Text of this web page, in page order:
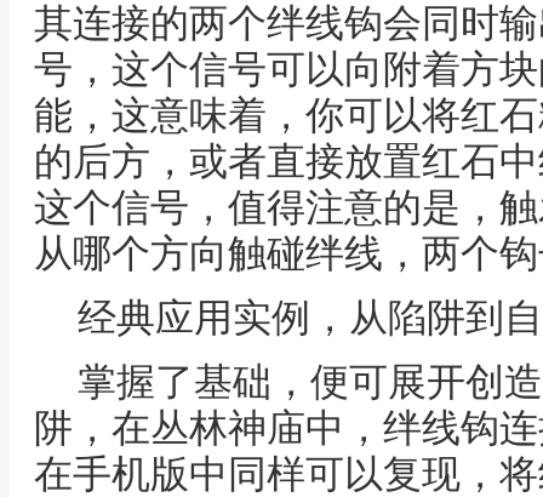
其连接的两个绊线钩会同时
号，这个信号可以向附着方
能，这意味着，你可以将红
的后方，或者直接放置红石
这个信号，值得注意的是，
从哪个方向触碰绊线，两个
经典应用实例，从陷阱到
掌握了基础，便可展开创
阱，在丛林神庙中，绊线钩
在手机版中同样可以复现，